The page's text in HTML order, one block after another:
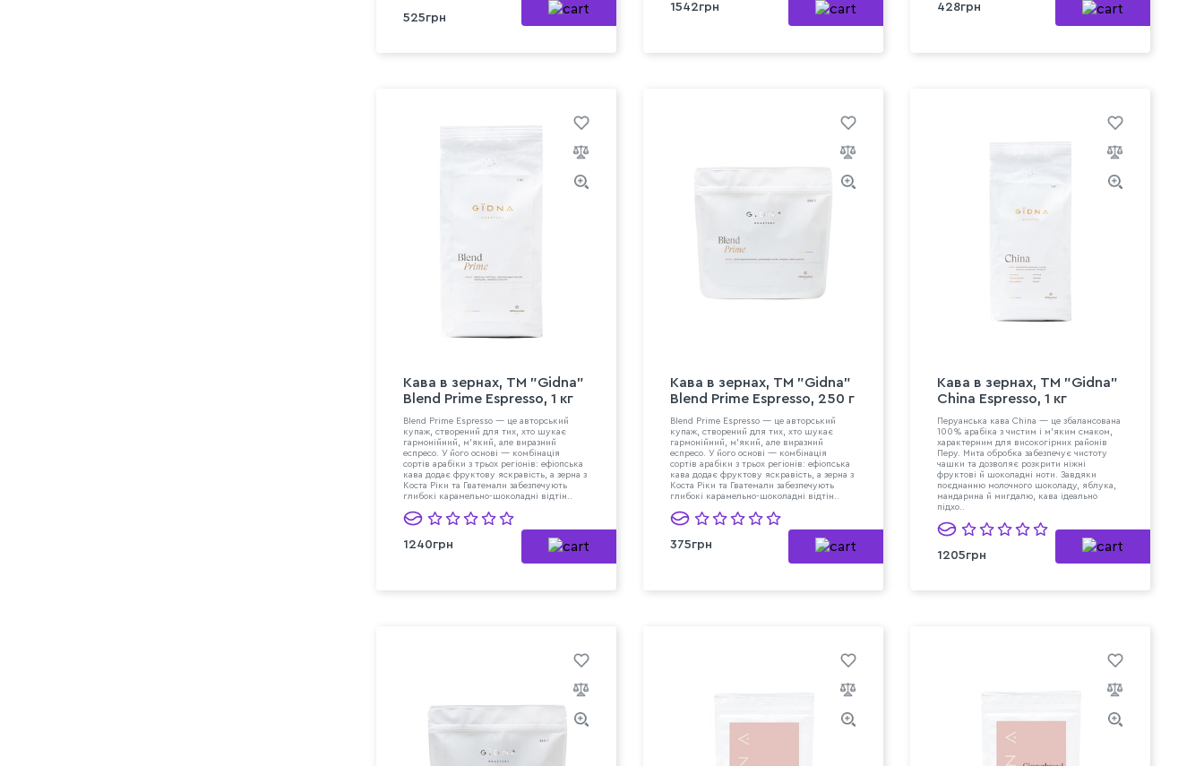
525грн
1542грн 428грн
Кава в зeрнах, TM "Gidna"
Blend Prime Espresso, 1 кг
Blend Prime Espresso — це авторський
купаж, створений для тих, хто шукає
гармонійний, м’який, але виразний
еспресо. У його основі — комбінація
сортів арабіки з трьох регіонів: ефіопська
кава додає фруктову яскравість, а зерна з
Коста Ріки та Гватемали забезпечують
глибокі карамельно-шоколадні відтін..
1240грн
Кава в зeрнах, TM "Gidna"
Blend Prime Espresso, 250 г
Blend Prime Espresso — це авторський
купаж, створений для тих, хто шукає
гармонійний, м’який, але виразний
еспресо. У його основі — комбінація
сортів арабіки з трьох регіонів: ефіопська
кава додає фруктову яскравість, а зерна з
Коста Ріки та Гватемали забезпечують
глибокі карамельно-шоколадні відтін..
375грн
Кава в зeрнах, TM "Gidna"
China Espresso, 1 кг
Перуанська кава China — це збалансована
100% арабіка з чистим і м’яким смаком,
характерним для високогірних районів
Перу. Мита обробка забезпечує чистоту
чашки та дозволяє розкрити ніжні
фруктові й шоколадні ноти. Завдяки
поєднанню молочного шоколаду, яблука,
мандарина й мигдалю, кава ідеально
підхо..
1205грн